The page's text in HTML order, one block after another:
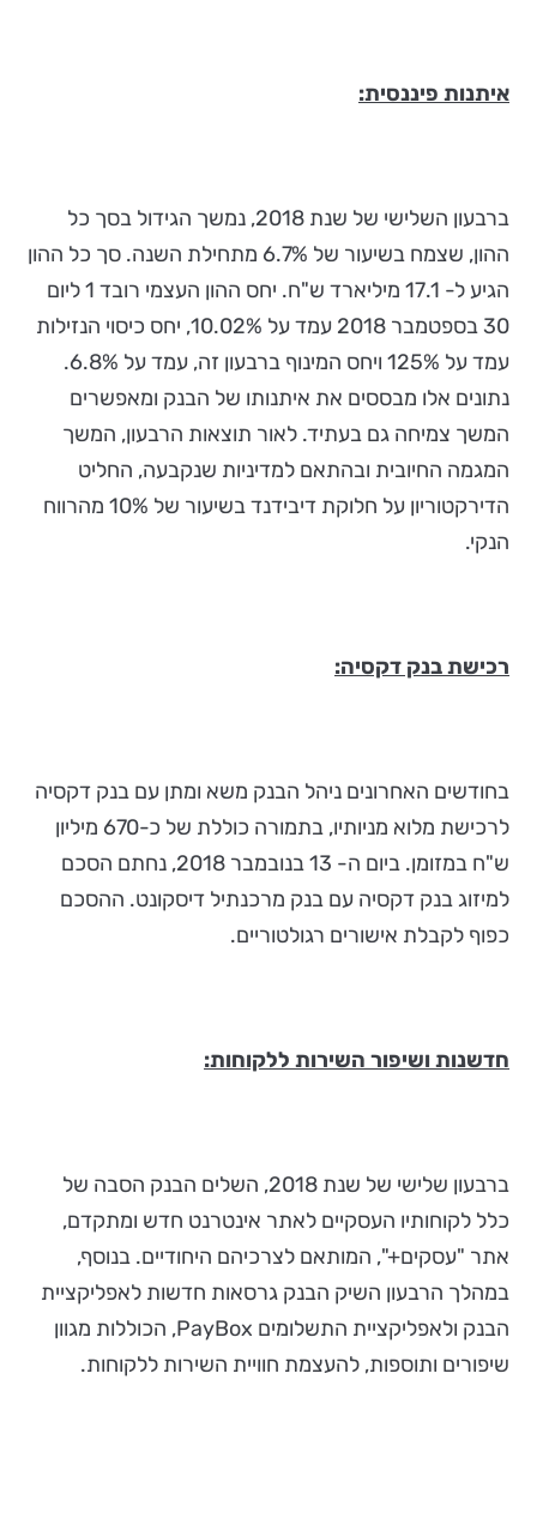
איתנות פיננסית:
ברבעון השלישי של שנת 2018, נמשך הגידול בסך כל
ההון, שצמח בשיעור של 6.7% מתחילת השנה. סך כל ההון
הגיע ל- 17.1 מיליארד ש"ח. יחס ההון העצמי רובד 1 ליום
30 בספטמבר 2018 עמד על 10.02%, יחס כיסוי הנזילות
עמד על 125% ויחס המינוף ברבעון זה, עמד על 6.8%.
נתונים אלו מבססים את איתנותו של הבנק ומאפשרים
המשך צמיחה גם בעתיד. לאור תוצאות הרבעון, המשך
המגמה החיובית ובהתאם למדיניות שנקבעה, החליט
הדירקטוריון על חלוקת דיבידנד בשיעור של 10% מהרווח
הנקי.
רכישת בנק דקסיה:
בחודשים האחרונים ניהל הבנק משא ומתן עם בנק דקסיה
לרכישת מלוא מניותיו, בתמורה כוללת של כ-670 מיליון
ש"ח במזומן. ביום ה- 13 בנובמבר 2018, נחתם הסכם
למיזוג בנק דקסיה עם בנק מרכנתיל דיסקונט. ההסכם
כפוף לקבלת אישורים רגולטוריים.
חדשנות ושיפור השירות ללקוחות:
ברבעון שלישי של שנת 2018, השלים הבנק הסבה של
כלל לקוחותיו העסקיים לאתר אינטרנט חדש ומתקדם,
אתר "עסקים+", המותאם לצרכיהם היחודיים. בנוסף,
במהלך הרבעון השיק הבנק גרסאות חדשות לאפליקציית
הבנק ולאפליקציית התשלומים PayBox, הכוללות מגוון
שיפורים ותוספות, להעצמת חוויית השירות ללקוחות.